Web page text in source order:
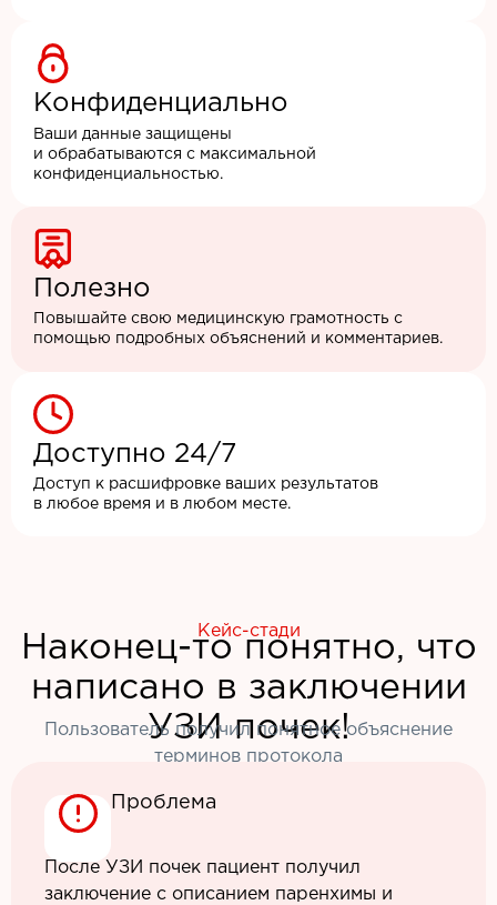
Конфиденциально
Ваши данные защищены
и обрабатываются с максимальной
конфиденциальностью.
Полезно
Повышайте свою медицинскую грамотность с
помощью подробных объяснений и комментариев.
Доступно 24/7
Доступ к расшифровке ваших результатов
в любое время и в любом месте.
Кейс-стади
Наконец-то понятно, что
написано в заключении
УЗИ почек!
Пользователь получил понятное объяснение
терминов протокола
Проблема
После УЗИ почек пациент получил
заключение с описанием паренхимы и